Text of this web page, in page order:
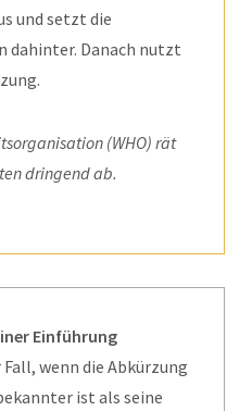
und setzt die
dahinter. Danach nutzt
(WHO) rät
dringend ab.
Einführung
wenn die Abkürzung
ist als seine